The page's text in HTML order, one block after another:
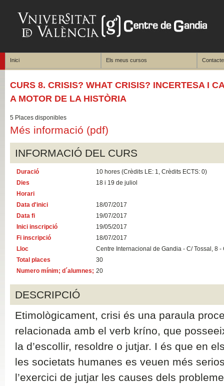
Inici Els meus cursos Contacte
CURS 8. CRISIS? WHAT CRISIS? INCERTESA I
A MOTOR DE LA HISTÒRIA
5 Places disponibles
Més informació (pdf)
INFORMACIÓ DEL CURS
Duració
10 hores (Crèdits LE: 1, Crèdits ECTS: 0)
Dies
18 i 19 de juliol
Horari
Data d'inici
18/07/2017
Data fi
19/07/2017
Inici inscripció
19/05/2017
Fi inscripció
18/07/2017
Lloc
Centre Internacional de Gandia - C/ Tossal, 8 -
Total places
30
Numero mínim; d´alumnes; 20
DESCRIPCIÓ
Etimològicament, crisi és una paraula
relacionada amb el verb kríno, que
la d’escollir, resoldre o jutjar. I és que en
les societats humanes es veuen més
l’exercici de jutjar les causes dels